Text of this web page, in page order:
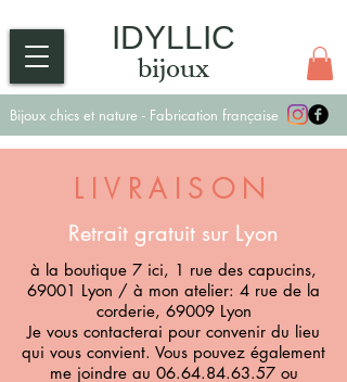
IDYLLIC
bijoux
Bijoux chics et nature - Fabrication française
LIVRAISON
Retrait gratuit sur Lyon
à la boutique 7 ici, 1 rue des capucins,
69001 Lyon / à mon atelier: 4 rue de la
corderie, 69009 Lyon
Je vous contacterai pour convenir du lieu
qui vous convient. Vous pouvez également
me joindre au 06.64.84.63.57ou